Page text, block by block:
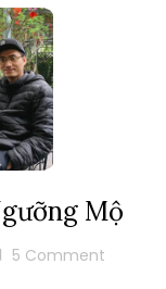
Mộ
5 Comment